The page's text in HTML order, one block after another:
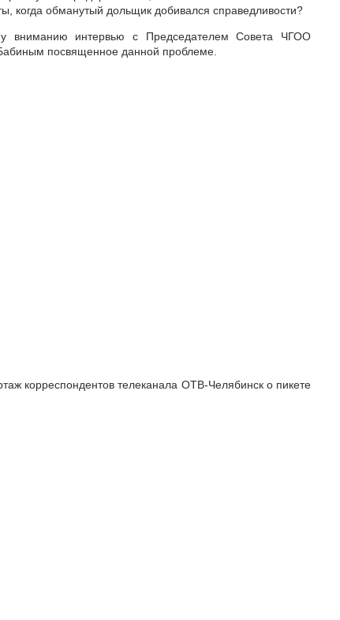
когда обманутый дольщик добивался справедливости?
интервью с Председателем Совета ЧГОО
посвященное данной проблеме.
корреспондентов телеканала ОТВ-Челябинск о пикете